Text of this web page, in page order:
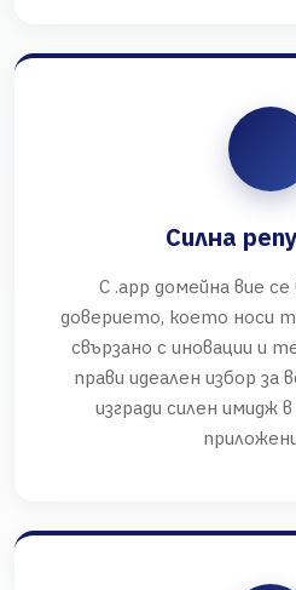
Силна
С .app домейна вие
доверието, което носи
свързано с иновации и
прави идеален избор за
изгради силен имидж